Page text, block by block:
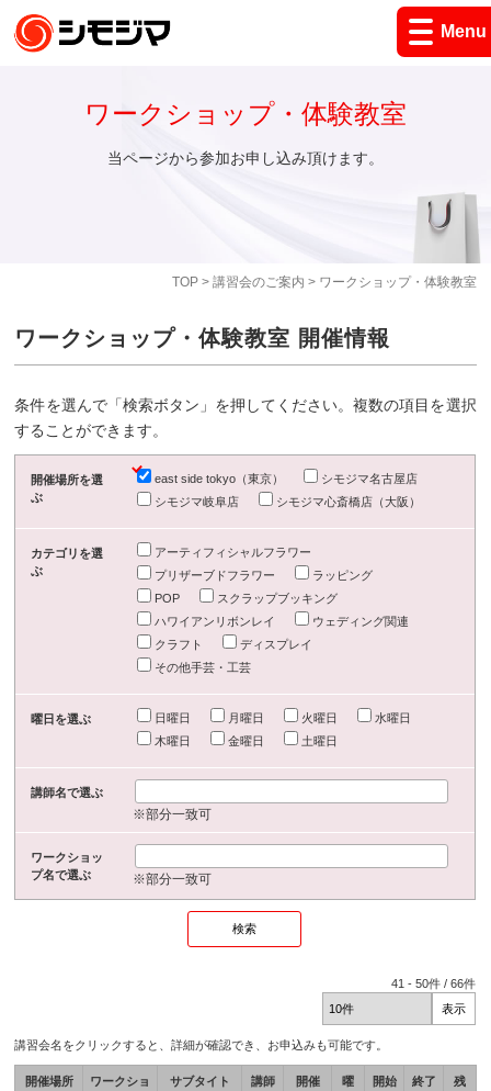
Menu
TOP> 講習会のご案内 > ワークショップ・体験教室
ワークショップ・体験教室
当ページから参加お申し込み頂けます。
ワークショップ・体験教室 開催情報
条件を選んで「検索ボタン」を押してください。複数の項目を選択
することができます。
開催場所を選
ぶ
east side tokyo（東京）
シモジマ名古屋店
シモジマ岐阜店
シモジマ心斎橋店（大阪）
カテゴリを選
ぶ
アーティフィシャルフラワー
プリザーブドフラワー
ラッピング
POP
スクラップブッキング
ハワイアンリボンレイ
ウェディング関連
クラフト
ディスプレイ
その他手芸・工芸
曜日を選ぶ 日曜日 月曜日 火曜日
水曜日
木曜日
金曜日 土曜日
講師名で選ぶ
※部分一致可
ワークショッ
プ名で選ぶ
※部分一致可
41 -50件 /66件
講習会名をクリックすると、詳細が確認でき、お申込みも可能です。
開催場所
ワークショ
サブタイト
講師
開催
曜
開始
終了
残